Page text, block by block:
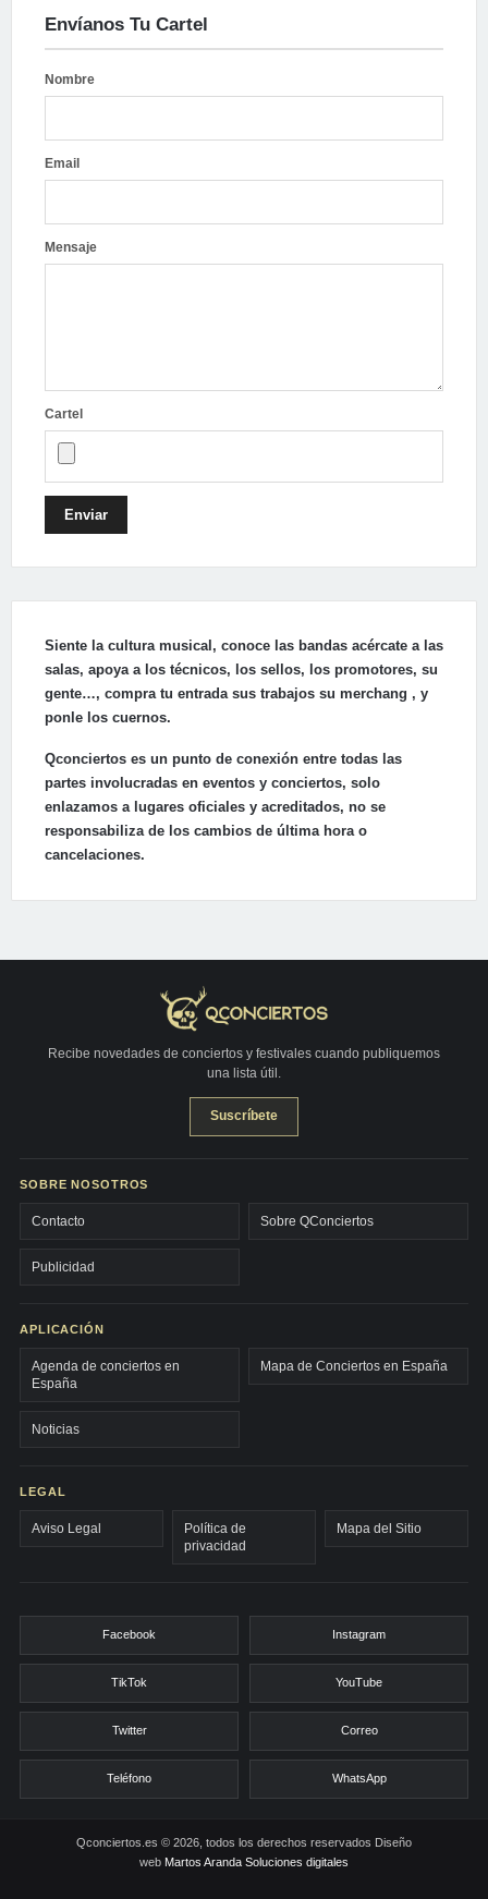
Envíanos Tu Cartel
Nombre
Email
Mensaje
Cartel
Enviar
Siente la cultura musical, conoce las bandas acércate a las
salas, apoya a los técnicos, los sellos, los promotores, su
gente…, compra tu entrada sus trabajos su merchang , y
ponle los cuernos.
Qconciertos es un punto de conexión entre todas las
partes involucradas en eventos y conciertos, solo
enlazamos a lugares oficiales y acreditados, no se
responsabiliza de los cambios de última hora o
cancelaciones.
Recibe novedades de conciertos y festivales cuando publiquemos
una lista útil.
Suscríbete
SOBRE NOSOTROS
Contacto Sobre QConciertos
Publicidad
APLICACIÓN
Agenda de conciertos en
España
Mapa de Conciertos en España
Noticias
LEGAL
Aviso Legal
Política de
privacidad
Mapa del Sitio
Facebook Instagram
TikTok YouTube
Twitter Correo
Teléfono WhatsApp
Qconciertos.es © 2026, todos los derechos reservados Diseño
web Martos Aranda Soluciones digitales